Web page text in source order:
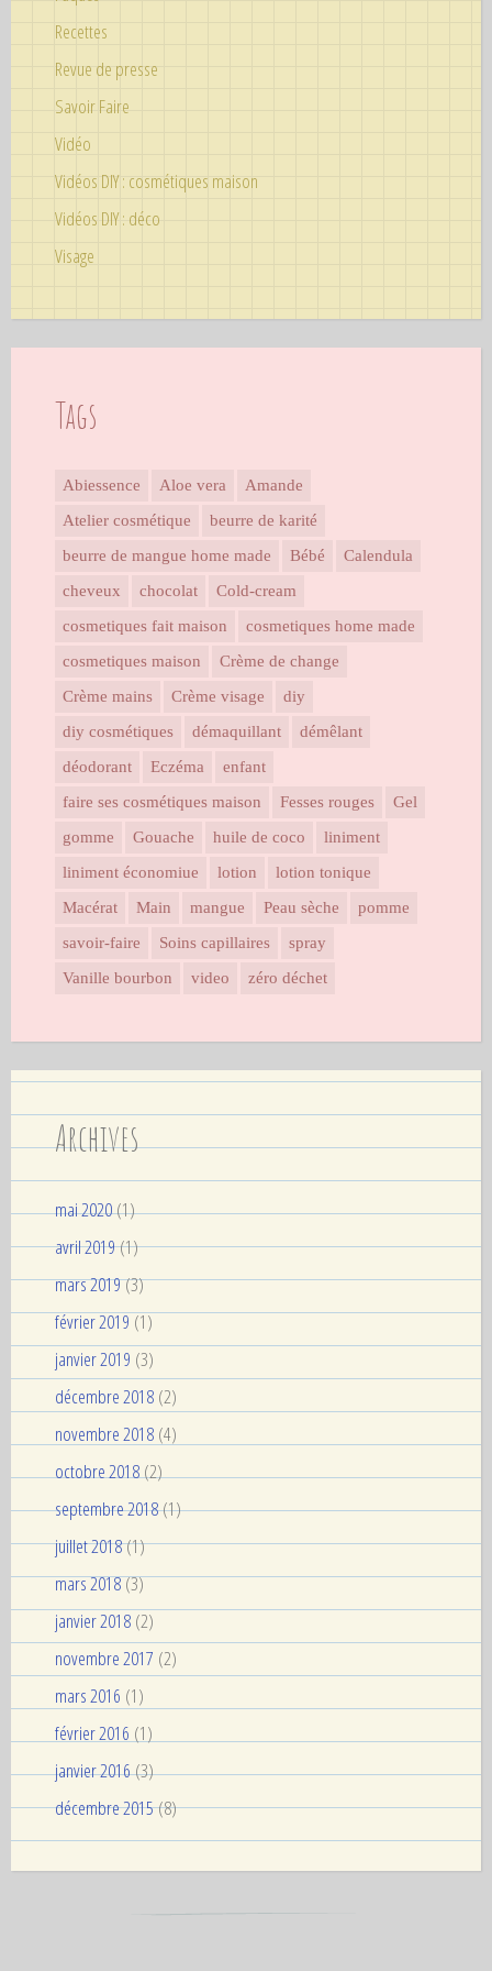
Recettes
Revue de presse
Savoir Faire
Vidéo
Vidéos DIY : cosmétiques maison
Vidéos DIY : déco
Visage
Tags
Abiessence Aloe vera
Amande
Atelier cosmétique
beurre de karité
beurre de mangue home made
Bébé
Calendula
cheveux
chocolat
Cold-cream
cosmetiques fait maison
cosmetiques home made
cosmetiques maison
Crème de change
Crème mains
Crème visage
diy
diy cosmétiques
démaquillant
démêlant
déodorant
Eczéma
enfant
faire ses cosmétiques maison
Fesses rouges
Gel
gomme
Gouache huile de coco
liniment
liniment économiue
lotion
lotion tonique
Macérat
Main mangue Peau sèche
pomme
savoir-faire
Soins capillaires
spray
Vanille bourbon
video zéro déchet
Archives
mai 2020(1)
avril 2019(1)
mars 2019(3)
février 2019(1)
janvier 2019 (3)
décembre 2018 (2)
novembre 2018 (4)
octobre 2018(2)
septembre 2018(1)
juillet 2018(1)
mars 2018(3)
janvier 2018 (2)
novembre 2017 (2)
mars 2016 (1)
février 2016 (1)
janvier 2016(3)
décembre 2015(8)